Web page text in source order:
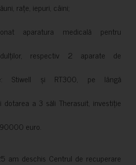
rațe, iepuri, câini;
aparatura medicală pentru
respectiv 2 aparate de
Stiwell și RT300, pe lângă
dotarea a 3 săli Therasuit, investiție
euro.
am deschis Centrul de recuperare